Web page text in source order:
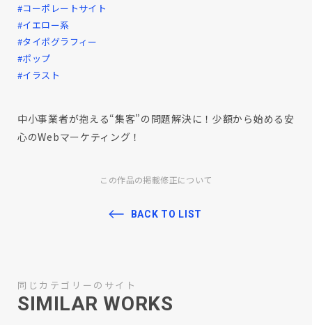
#コーポレートサイト
#イエロー系
#タイポグラフィー
#ポップ
#イラスト
中小事業者が抱える“集客”の問題解決に！少額から始める安
心のWebマーケティング！
この作品の掲載修正について
BACK TO LIST
同じカテゴリーのサイト
SIMILAR WORKS